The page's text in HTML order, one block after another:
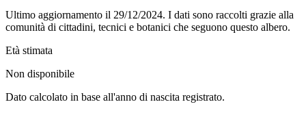
Ultimo aggiornamento il 29/12/2024. I dati sono raccolti grazie alla
comunità di cittadini, tecnici e botanici che seguono questo albero.
Età stimata
Non disponibile
Dato calcolato in base all'anno di nascita registrato.